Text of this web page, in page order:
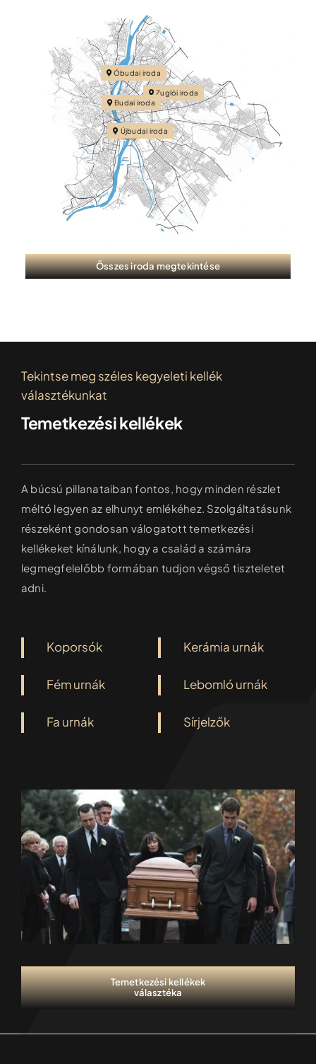
Újbudai iroda
Óbudai iroda
Zuglói iroda
Budai iroda
Összes iroda megtekintése
Tekintse meg széles kegyeleti kellék
választékunkat
Temetkezési kellékek
A búcsú pillanataiban fontos, hogy minden részlet
méltó legyen az elhunyt emlékéhez. Szolgáltatásunk
részeként gondosan válogatott temetkezési
kellékeket kínálunk, hogy a család a számára
legmegfelelőbb formában tudjon végső tiszteletet
adni.
Koporsók Kerámia urnák
Fém urnák Lebomló urnák
Fa urnák Sírjelzők
Temetkezési kellékek
választéka